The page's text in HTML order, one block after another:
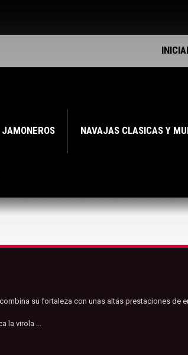
NAVAJAS CLASICAS Y
su fortaleza con unas altas prestaciones de
la virola ...